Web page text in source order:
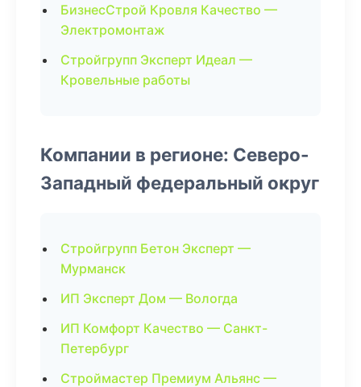
БизнесСтрой Кровля Качество —
Электромонтаж
Стройгрупп Эксперт Идеал —
Кровельные работы
Компании в регионе: Северо-
Западный федеральный округ
Стройгрупп Бетон Эксперт —
Мурманск
ИП Эксперт Дом — Вологда
ИП Комфорт Качество — Санкт-
Петербург
Строймастер Премиум Альянс —